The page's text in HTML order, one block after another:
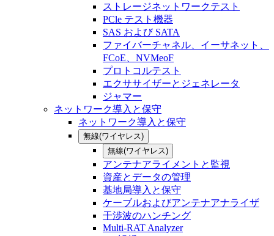
ストレージネットワークテスト
PCle テスト機器
SAS および SATA
ファイバーチャネル、イーサネット、
FCoE、NVMeoF
プロトコルテスト
エクササイザーとジェネレータ
ジャマー
ネットワーク導入と保守
ネットワーク導入と保守
無線(ワイヤレス)
無線(ワイヤレス)
アンテナアライメントと監視
資産とデータの管理
基地局導入と保守
ケーブルおよびアンテナアナライザ
干渉波のハンチング
Multi-RAT Analyzer